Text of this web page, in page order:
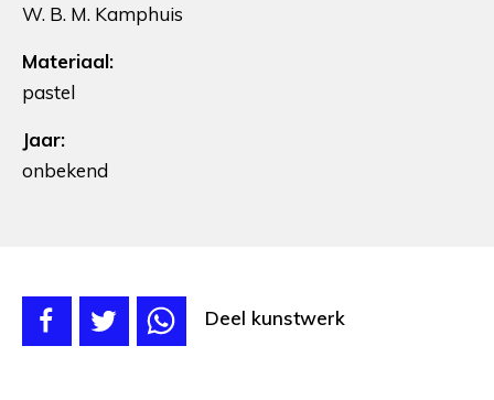
W. B. M. Kamphuis
Materiaal:
pastel
Jaar:
onbekend
Deel kunstwerk